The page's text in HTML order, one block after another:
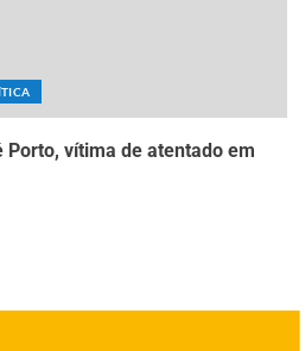
vítima de atentado em